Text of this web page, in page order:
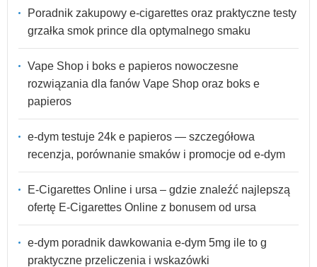
Poradnik zakupowy e-cigarettes oraz praktyczne testy
grzałka smok prince dla optymalnego smaku
Vape Shop i boks e papieros nowoczesne
rozwiązania dla fanów Vape Shop oraz boks e
papieros
e-dym testuje 24k e papieros — szczegółowa
recenzja, porównanie smaków i promocje od e-dym
E-Cigarettes Online i ursa – gdzie znaleźć najlepszą
ofertę E-Cigarettes Online z bonusem od ursa
e-dym poradnik dawkowania e-dym 5mg ile to g
praktyczne przeliczenia i wskazówki